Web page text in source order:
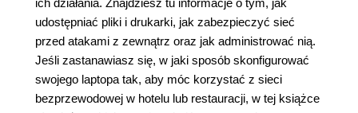
ich działania. Znajdziesz tu informacje o tym, jak
udostępniać pliki i drukarki, jak zabezpieczyć sieć
przed atakami z zewnątrz oraz jak administrować nią.
Jeśli zastanawiasz się, w jaki sposób skonfigurować
swojego laptopa tak, aby móc korzystać z sieci
bezprzewodowej w hotelu lub restauracji, w tej książce